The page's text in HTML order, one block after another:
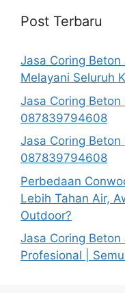
Post Terbaru
Jasa Coring
Melayani Seluruh
Jasa Coring Beton
087839794608
Jasa Coring
087839794608
Perbedaan
Lebih Tahan Air,
Outdoor?
Jasa Coring
Profesional |